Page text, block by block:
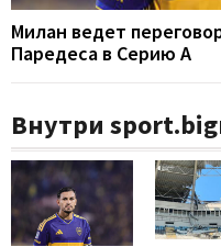
Милан ведет
Паредеса в Серию А
Внутри